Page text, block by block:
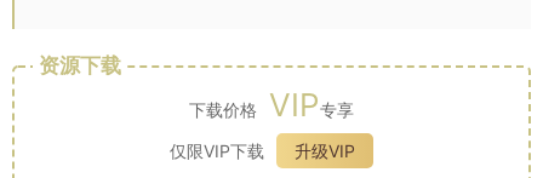
资源下载
下载价格 VIP专享
仅限VIP下载
升级VIP